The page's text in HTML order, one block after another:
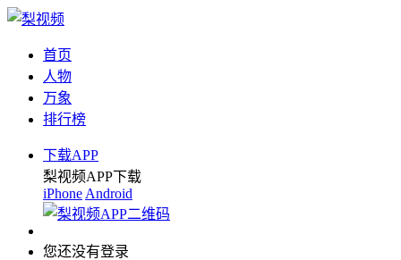
首页
人物
万象
排行榜
下载APP
梨视频APP下载
iPhone Android
您还没有登录